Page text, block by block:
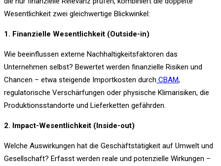
Wesentlichkeit zwei gleichwertige Blickwinkel:
1. Finanzielle Wesentlichkeit (Outside-in)
Wie beeinflussen externe Nachhaltigkeitsfaktoren das
Unternehmen selbst? Bewertet werden finanzielle Risiken und
Chancen – etwa steigende Importkosten durch CBAM,
regulatorische Verschärfungen oder physische Klimarisiken, die
Produktionsstandorte und Lieferketten gefährden.
2. Impact-Wesentlichkeit (Inside-out)
Welche Auswirkungen hat die Geschäftstätigkeit auf Umwelt und
Gesellschaft? Erfasst werden reale und potenzielle Wirkungen –